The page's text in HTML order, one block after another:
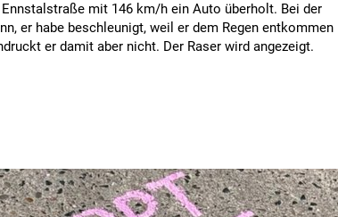
mit 146 km/h ein Auto überholt. Bei der
er habe beschleunigt, weil er dem Regen entkommen
er damit aber nicht. Der Raser wird angezeigt.